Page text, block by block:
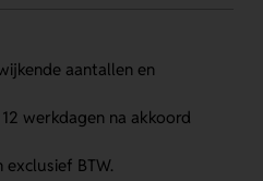
aantallen en
werkdagen na akkoord
BTW.